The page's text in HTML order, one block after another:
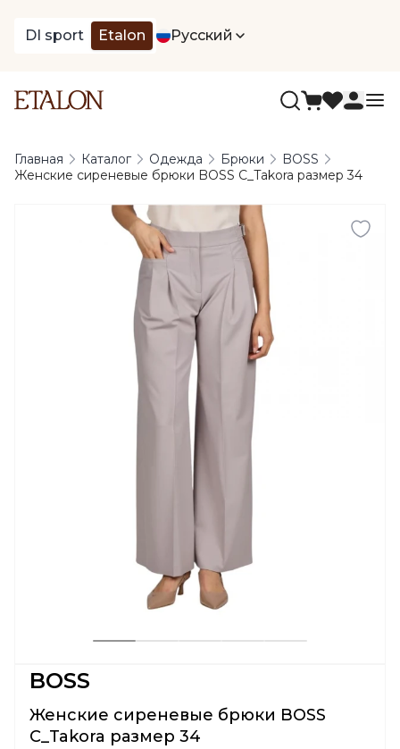
DI sport Etalon Русский
Главная Каталог Одежда Брюки
BOSS
Женские сиреневые брюки BOSS C_Takora размер 34
BOSS
Женские сиреневые брюки BOSS
C_Takora размер 34